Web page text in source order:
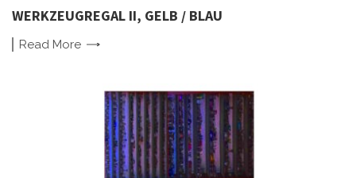
WERKZEUGREGAL II, GELB / BLAU
Read More